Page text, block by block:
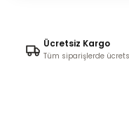
Ücretsiz Kargo
Tüm siparişlerde